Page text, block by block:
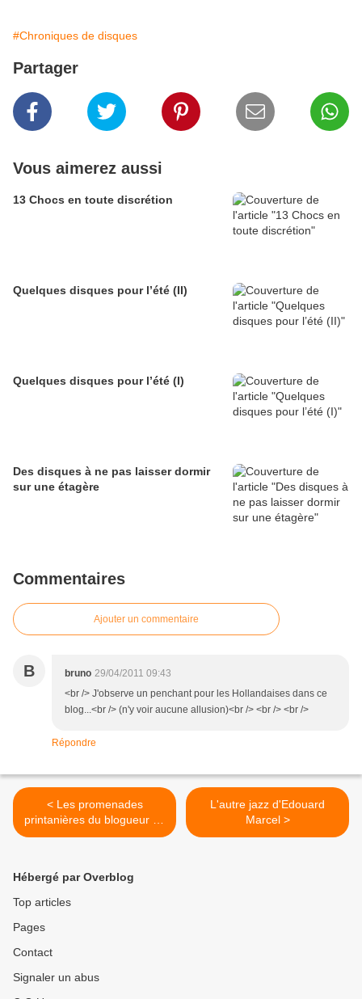
#Chroniques de disques
Partager
Vous aimerez aussi
13 Chocs en toute discrétion
Quelques disques pour l’été (II)
Quelques disques pour l’été (I)
Des disques à ne pas laisser dormir
sur une étagère
Commentaires
Ajouter un commentaire
B bruno 29/04/2011 09:43
<br /> J'observe un penchant pour les Hollandaises dans ce
blog...<br /> (n'y voir aucune allusion)<br /> <br /> <br />
Répondre
< Les promenades
printanières du blogueur de
Choc (2)
L'autre jazz d'Edouard
Marcel >
Hébergé par Overblog
Top articles
Pages
Contact
Signaler un abus